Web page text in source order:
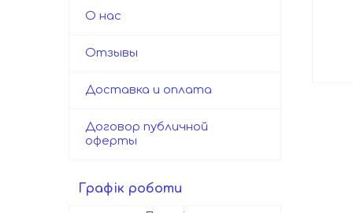
О нас
Отзывы
Доставка и оплата
Договор публичной
оферты
Графік роботи